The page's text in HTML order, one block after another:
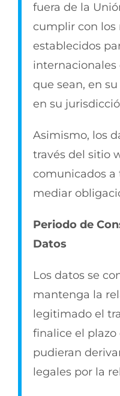
fuera de la
cumplir con los
establecidos
internacionales
que sean, en
en su
Asimismo, los
través del sitio
comunicados a
mediar
Periodo de
Datos
Los datos se
mantenga la
legitimado el
finalice el
pudieran
legales por la